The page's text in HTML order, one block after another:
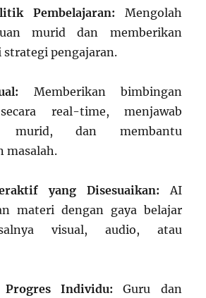
Pembelajaran: Mengolah
murid dan memberikan
strategi pengajaran.
Memberikan bimbingan
real-time, menjawab
murid, dan membantu
masalah.
yang Disesuaikan: AI
materi dengan gaya belajar
visual, audio, atau
Individu: Guru dan